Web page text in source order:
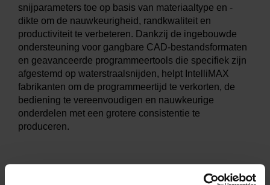
snijparameters toe op basis van materiaaltype en -
dikte om de nauwkeurigheid, randkwaliteit en
productiviteit te verbeteren. Dankzij de ingebouwde
ondersteuning voor gangbare CAD-bestandsformaten
en geavanceerde programmeertools die specifiek zijn
afgestemd op waterstraalsnijden, helpt IntelliMAX
fabrikanten om de programmeertijd te verkorten, de
bediening te vereenvoudigen en nauwkeurige
onderdelen met een grotere consistentie te
produceren.